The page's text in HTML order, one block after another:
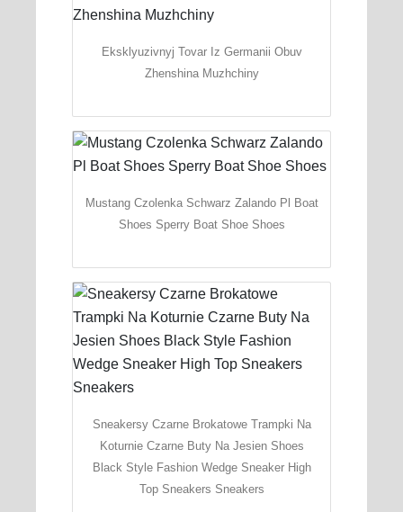
Eksklyuzivnyj Tovar Iz Germanii Obuv
Zhenshina Muzhchiny
Mustang Czolenka Schwarz Zalando Pl Boat
Shoes Sperry Boat Shoe Shoes
Sneakersy Czarne Brokatowe Trampki Na
Koturnie Czarne Buty Na Jesien Shoes
Black Style Fashion Wedge Sneaker High
Top Sneakers Sneakers